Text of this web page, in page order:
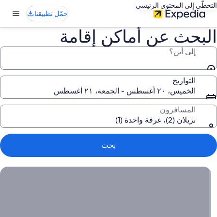
التخطّي إلى المحتوى الرئيسي
حمّل تطبيقنا
البحث عن أماكن إقامة
إلى أين؟
التواريخ
الخميس، ٢٠ أغسطس - الجمعة، ٢١ أغسطس
المسافرون
نزيلان (2)، غرفة واحدة (1)
بحث